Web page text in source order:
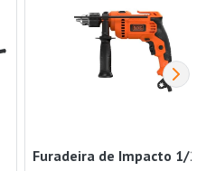
Furadeira de Impacto 1/2''